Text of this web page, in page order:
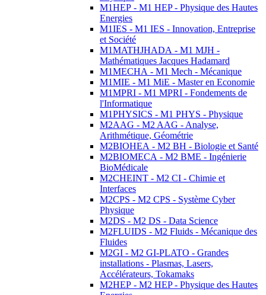
M1HEP - M1 HEP - Physique des Hautes
Energies
M1IES - M1 IES - Innovation, Entreprise
et Société
M1MATHJHADA - M1 MJH -
Mathématiques Jacques Hadamard
M1MECHA - M1 Mech - Mécanique
M1MIE - M1 MiE - Master en Economie
M1MPRI - M1 MPRI - Fondements de
l'Informatique
M1PHYSICS - M1 PHYS - Physique
M2AAG - M2 AAG - Analyse,
Arithmétique, Géométrie
M2BIOHEA - M2 BH - Biologie et Santé
M2BIOMECA - M2 BME - Ingénierie
BioMédicale
M2CHEINT - M2 CI - Chimie et
Interfaces
M2CPS - M2 CPS - Système Cyber
Physique
M2DS - M2 DS - Data Science
M2FLUIDS - M2 Fluids - Mécanique des
Fluides
M2GI - M2 GI-PLATO - Grandes
installations - Plasmas, Lasers,
Accélérateurs, Tokamaks
M2HEP - M2 HEP - Physique des Hautes